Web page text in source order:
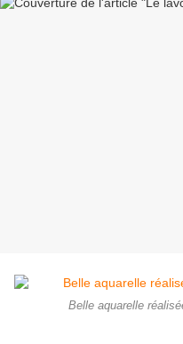
Belle aquarelle